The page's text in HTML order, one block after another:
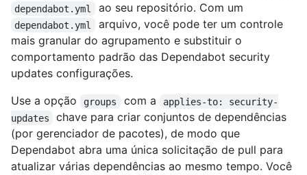
dependabot.yml ao seu repositório. Com um
dependabot.yml
arquivo, você pode ter um controle
mais granular do agrupamento e substituir o
comportamento padrão das Dependabot security
updates configurações.
Use a opção
groups com a
applies-to: security-
updates
chave para criar conjuntos de dependências
(por gerenciador de pacotes), de modo que
Dependabot abra uma única solicitação de pull para
atualizar várias dependências ao mesmo tempo. Você